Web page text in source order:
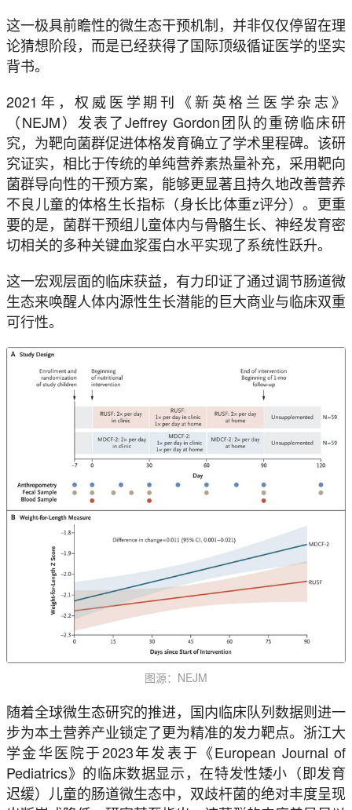
这一极具前瞻性的微生态干预机制，并非仅仅停留在理
论猜想阶段，而是已经获得了国际顶级循证医学的坚实
背书。
2021年，权威医学期刊《新英格兰医学杂志》
（NEJM）发表了Jeffrey Gordon团队的重磅临床研
究，为靶向菌群促进体格发育确立了学术里程碑。该研
究证实，相比于传统的单纯营养素热量补充，采用靶向
菌群导向性的干预方案，能够更显著且持久地改善营养
不良儿童的体格生长指标（身长比体重z评分）。更重
要的是，菌群干预组儿童体内与骨骼生长、神经发育密
切相关的多种关键血浆蛋白水平实现了系统性跃升。
这一宏观层面的临床获益，有力印证了通过调节肠道微
生态来唤醒人体内源性生长潜能的巨大商业与临床双重
可行性。
图源：NEJM
随着全球微生态研究的推进，国内临床队列数据则进一
步为本土营养产业锁定了更为精准的发力靶点。浙江大
学金华医院于2023年发表于《European Journal of
Pediatrics》的临床数据显示，在特发性矮小（即发育
迟缓）儿童的肠道微生态中，双歧杆菌的绝对丰度呈现